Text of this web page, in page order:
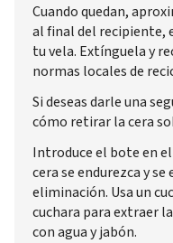
Cuando quedan,
al final del recipiente,
tu vela. Extínguela y
normas locales de
Si deseas darle una
cómo retirar la cera
Introduce el bote en
cera se endurezca y
eliminación. Usa un
cuchara para extraer
con agua y jabón.